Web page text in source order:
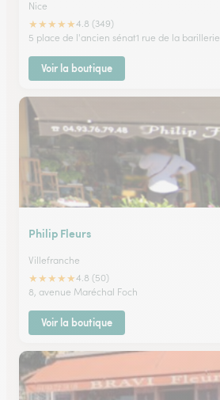
Nice
★★★★★4.8 (349)
5 place de l'ancien sénat1 rue de la barillerie
Voir la boutique
Philip Fleurs
Villefranche
★★★★★4.8 (50)
8, avenue Maréchal Foch
Voir la boutique